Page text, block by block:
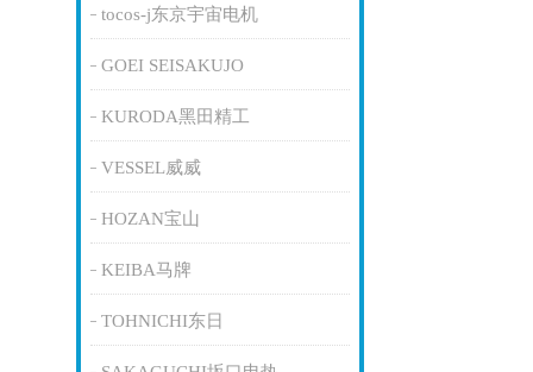
tocos-j东京宇宙电机
GOEI SEISAKUJO
KURODA黑田精工
VESSEL威威
HOZAN宝山
KEIBA马牌
TOHNICHI东日